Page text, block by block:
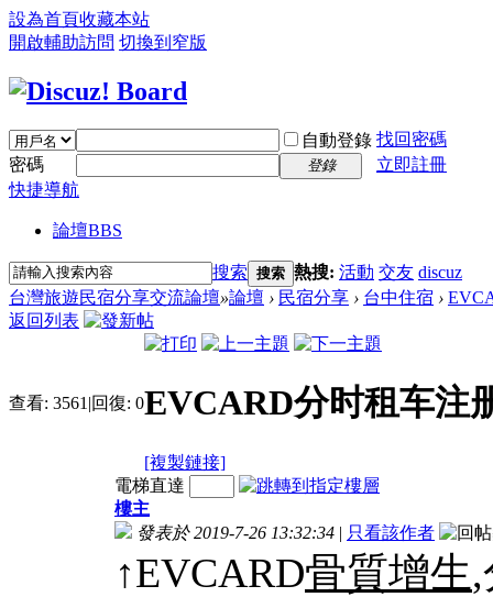
設為首頁收藏本站
開啟輔助訪問 切換到窄版
自動登錄 找回密碼
密碼
登錄
立即註冊
快捷導航
論壇BBS
搜索 搜索 熱搜: 活動 交友 discuz
台灣旅遊民宿分享交流論壇»論壇 › 民宿分享 › 台中住宿 ›
返回列表
查看: 3561 |回復: 0EVCARD分时租车注
[複製鏈接]
電梯直達
樓主
發表於 2019-7-26 13:32:34 | 只看該作者
↑EVCARD骨質增生